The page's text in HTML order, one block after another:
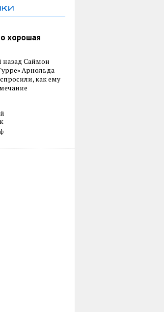
хорошая
назад Саймон
Арнольда
как ему